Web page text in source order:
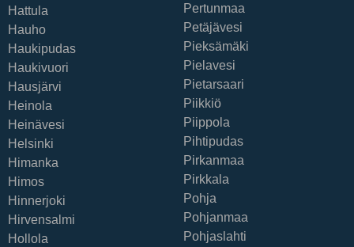
Hattula
Hauho
Haukipudas
Haukivuori
Hausjärvi
Heinola
Heinävesi
Helsinki
Himanka
Himos
Hinnerjoki
Hirvensalmi
Hollola
Pertunmaa
Petäjävesi
Pieksämäki
Pielavesi
Pietarsaari
Piikkiö
Piippola
Pihtipudas
Pirkanmaa
Pirkkala
Pohja
Pohjanmaa
Pohjaslahti